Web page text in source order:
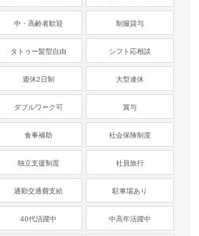
中・高齢者歓迎 制服貸与
タトゥー髪型自由 シフト応相談
週休2日制 大型連休
ダブルワーク可 賞与
食事補助 社会保険制度
独立支援制度 社員旅行
通勤交通費支給 駐車場あり
40代活躍中 中高年活躍中